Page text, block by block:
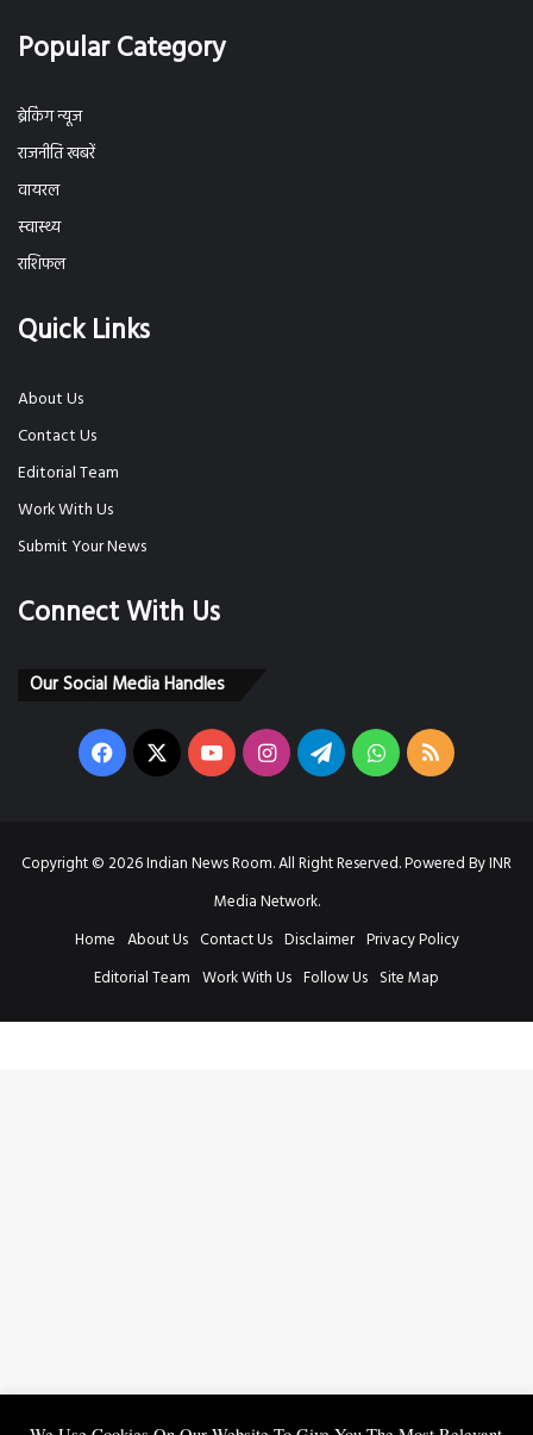
Popular Category
ब्रेकिंग न्यूज
राजनीति खबरें
वायरल
स्वास्थ्य
राशिफल
Quick Links
About Us
Contact Us
Editorial Team
Work With Us
Submit Your News
Connect With Us
Our Social Media Handles
Facebook
X YouTubeInstagramTelegramWhatsApp
RSS
Copyright © 2026 Indian News Room. All Right Reserved. Powered By INR
Media Network.
Home About Us Contact Us Disclaimer Privacy Policy
Editorial Team Work With Us Follow Us Site Map